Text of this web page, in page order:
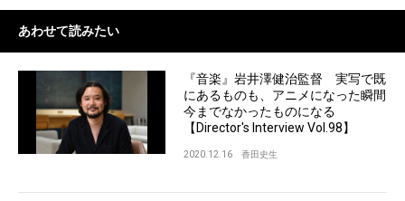
あわせて読みたい
『音楽』岩井澤健治監督 実写で既
にあるものも、アニメになった瞬間
今までなかったものになる
【Director's Interview Vol.98】
2020.12.16 香田史生